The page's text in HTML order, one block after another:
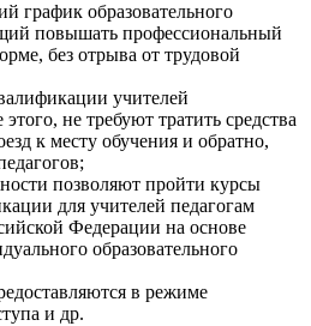
график образовательного
повышать профессиональный
без отрыва от трудовой
учителей
не требуют тратить средства
к месту обучения и обратно,
позволяют пройти курсы
для учителей педагогам
Федерации на основе
образовательного
в режиме
и др.